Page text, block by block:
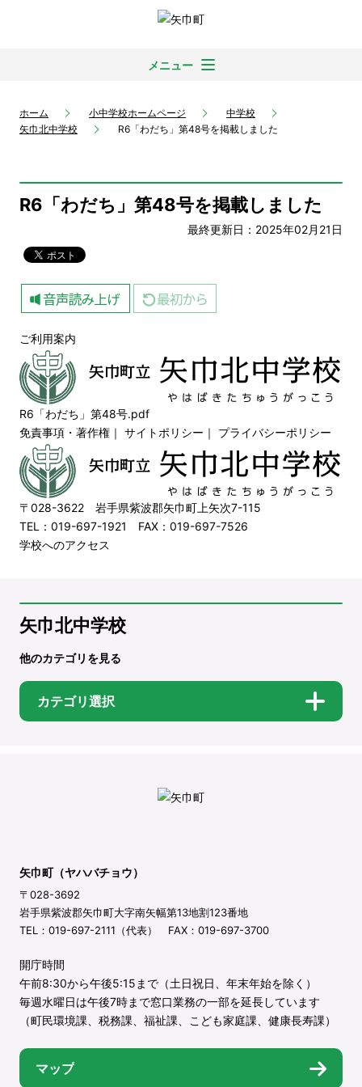
メニュー
ホーム 小中学校ホームページ
中学校
矢巾北中学校
R6「わだち」第48号を掲載しました
R6「わだち」第48号を掲載しました
最終更新日：2025年02月21日
ご利用案内
R6「わだち」第48号.pdf
免責事項・著作権 ｜ サイトポリシー ｜ プライバシーポリシー
〒028-3622 岩手県紫波郡矢巾町上矢次7-115
TEL：019-697-1921 FAX：019-697-7526
学校へのアクセス
矢巾北中学校
他のカテゴリを見る
カテゴリ選択
矢巾町（ヤハバチョウ）
〒028-3692
岩手県紫波郡矢巾町大字南矢幅第13地割123番地
TEL：019-697-2111（代表） FAX：019-697-3700
開庁時間
午前8:30から午後5:15まで（土日祝日、年末年始を除く）
毎週水曜日は午後7時まで窓口業務の一部を延長しています
（町民環境課、税務課、福祉課、こども家庭課、健康長寿課）
マップ